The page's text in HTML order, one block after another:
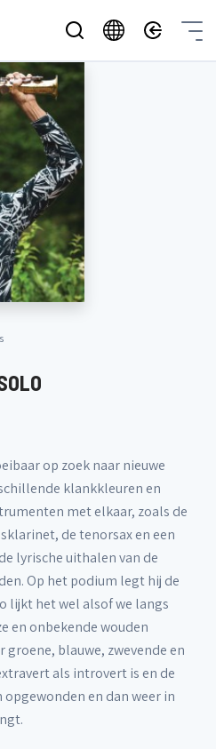
op zoek naar nieuwe
klankkleuren en
met elkaar, zoals de
de tenorsax en een
lyrische uithalen van de
Op het podium legt hij de
lijkt het wel alsof we langs
en onbekende wouden
blauwe, zwevende en
als introvert is en de
en dan weer in